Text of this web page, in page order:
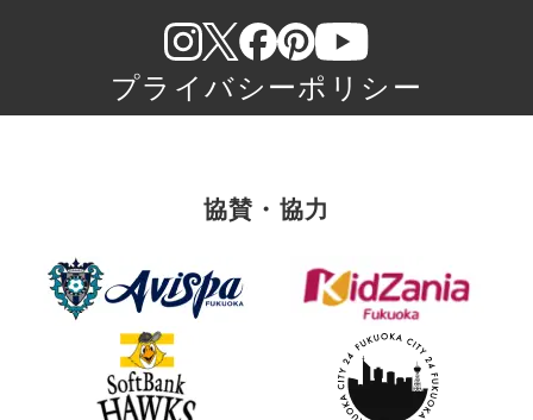
プライバシーポリシー
協賛・協力